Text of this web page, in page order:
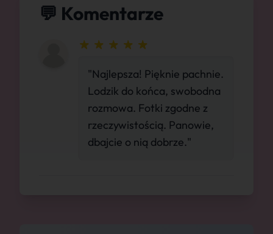
💬 Komentarze
"Najlepsza! Pięknie pachnie.
Lodzik do końca, swobodna
rozmowa. Fotki zgodne z
rzeczywistością. Panowie,
dbajcie o nią dobrze."